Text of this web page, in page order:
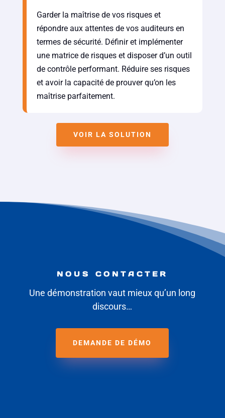
Garder la maîtrise de vos risques et
répondre aux attentes de vos auditeurs en
termes de sécurité. Définir et implémenter
une matrice de risques et disposer d’un outil
de contrôle performant. Réduire ses risques
et avoir la capacité de prouver qu’on les
maîtrise parfaitement.
VOIR LA SOLUTION
NOUS CONTACTER
Une démonstration vaut mieux qu’un long
discours…
DEMANDE DE DÉMO